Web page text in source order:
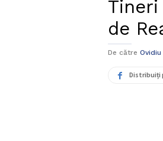
de
De către Ovidiu
Distribuiți